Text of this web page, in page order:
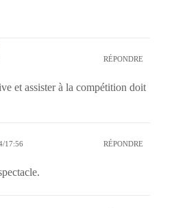
RÉPONDRE
et assister à la compétition doit
17:56 RÉPONDRE